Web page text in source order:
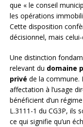
que « le conseil
les opérations
Cette disposition
décisionnel, mais
Une distinction
relevant du domaine
privé de la commune.
affectation à l’usage
bénéficient d’un
L.3111-1 du CG3P, ils
ce qui signifie qu’un